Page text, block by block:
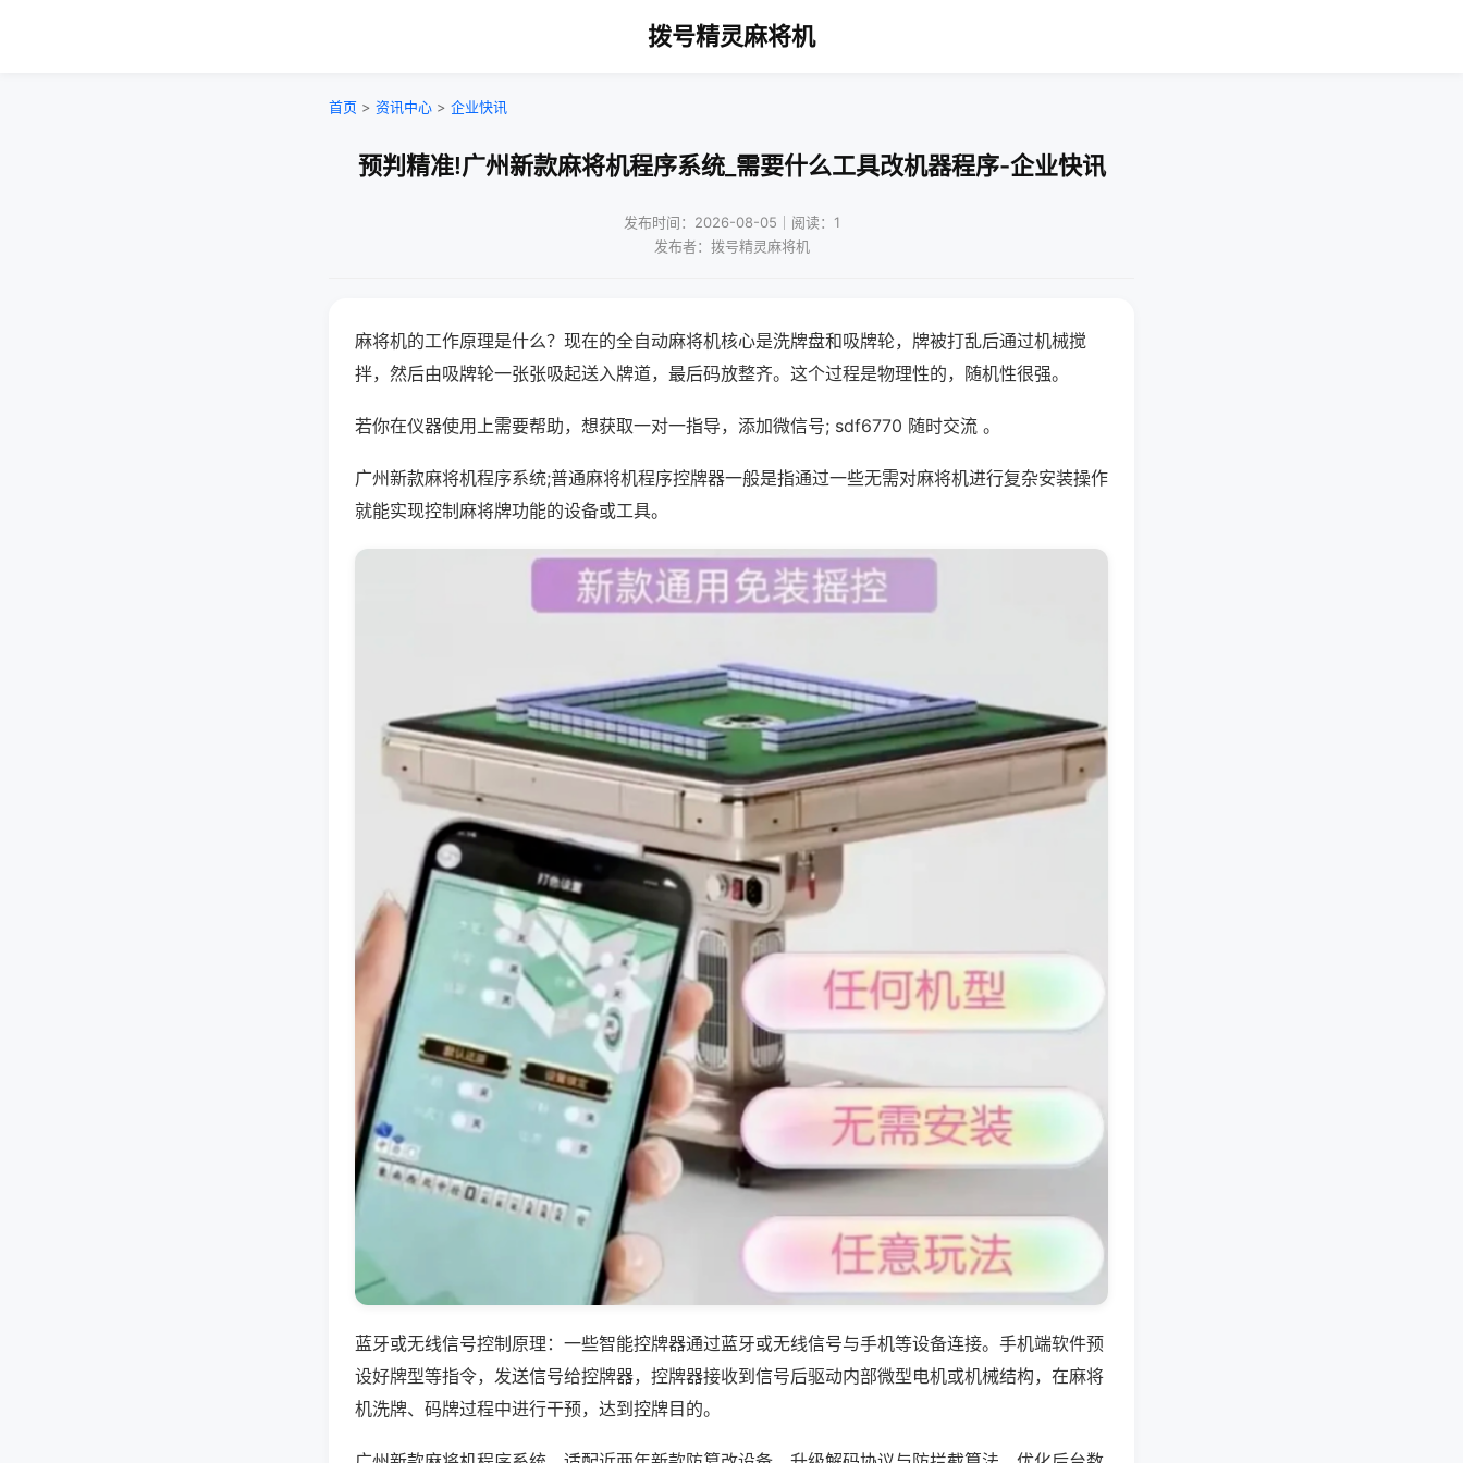
拨号精灵麻将机
首页 > 资讯中心 > 企业快讯
预判精准!广州新款麻将机程序系统_需要什么工具改机器程序-企业快讯
发布时间：2026-08-05｜阅读：1
发布者：拨号精灵麻将机
麻将机的工作原理是什么？现在的全自动麻将机核心是洗牌盘和吸牌轮，牌被打乱后通过机械搅
拌，然后由吸牌轮一张张吸起送入牌道，最后码放整齐。这个过程是物理性的，随机性很强。
若你在仪器使用上需要帮助，想获取一对一指导，添加微信号; sdf6770 随时交流 。
广州新款麻将机程序系统;普通麻将机程序控牌器一般是指通过一些无需对麻将机进行复杂安装操作
就能实现控制麻将牌功能的设备或工具。
蓝牙或无线信号控制原理：一些智能控牌器通过蓝牙或无线信号与手机等设备连接。手机端软件预
设好牌型等指令，发送信号给控牌器，控牌器接收到信号后驱动内部微型电机或机械结构，在麻将
机洗牌、码牌过程中进行干预，达到控牌目的。